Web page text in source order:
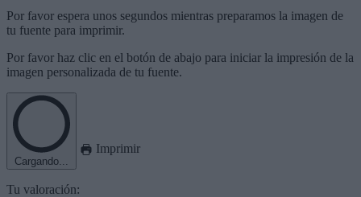
Por favor espera unos segundos mientras preparamos la imagen de
tu fuente para imprimir.
Por favor haz clic en el botón de abajo para iniciar la impresión de la
imagen personalizada de tu fuente.
Cargando...
Imprimir
Tu valoración: